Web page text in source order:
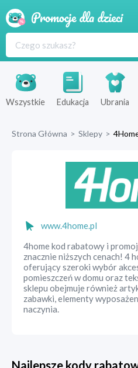
Wszystkie Edukacja Ubrania
Strona Główna > Sklepy >
www.4home.pl
4home kod rabatowy i
znacznie niższych cenach! 4
oferujący szeroki wybór
pomieszczeń w domu oraz
sklepu obejmuje również
zabawki, elementy
naczynia.
Najlepsze kody